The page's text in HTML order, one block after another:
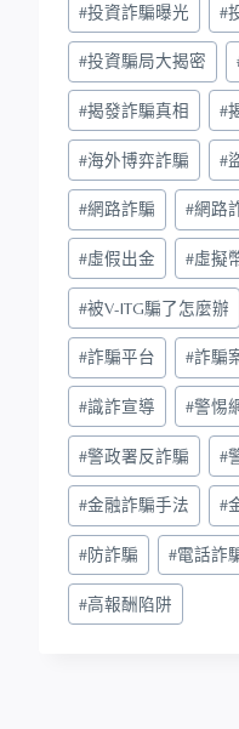
#投資詐騙曝光 #
#投資騙局大揭密
#揭發詐騙真相 #
#海外博弈詐騙 #
#網路詐騙 #網路
#虛假出金 #虛擬
#被V-ITG騙了怎麼辦
#詐騙平台 #詐騙
#識詐宣導 #警惕
#警政署反詐騙 #
#金融詐騙手法 #
#防詐騙 #電話詐
#高報酬陷阱